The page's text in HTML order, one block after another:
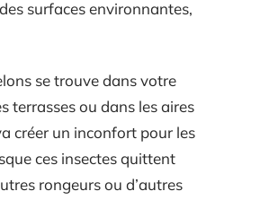
surfaces environnantes,
se trouve dans votre
terrasses ou dans les aires
créer un inconfort pour les
ces insectes quittent
rongeurs ou d’autres